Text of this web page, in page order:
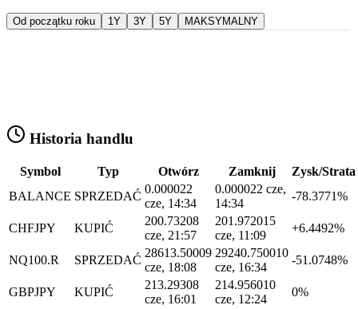
Od początku roku 1Y 3Y 5Y MAKSYMALNY
Historia handlu
Symbol Typ Otwórz Zamknij
Zysk/Strata
BALANCE SPRZEDAĆ
0.000022
cze, 14:34
0.000022 cze,
14:34
-78.3771%
CHFJPY KUPIĆ
200.73208
cze, 21:57
201.972015
cze, 11:09
+6.4492%
NQ100.R SPRZEDAĆ
28613.50009
cze, 18:08
29240.750010
cze, 16:34
-51.0748%
GBPJPY KUPIĆ
213.29308
cze, 16:01
214.956010
cze, 12:24
0%